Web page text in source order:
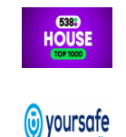
Top
1000
Wild
Wild
Hitradio